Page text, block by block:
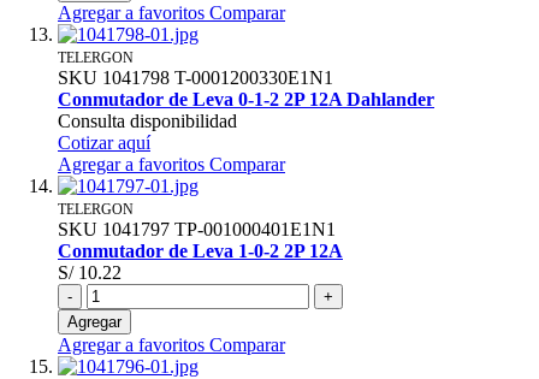
Agregar a favoritos Comparar
TELERGON
SKU 1041798 T-0001200330E1N1
Conmutador de Leva 0-1-2 2P 12A Dahlander
Consulta disponibilidad
Cotizar aquí
Agregar a favoritos Comparar
TELERGON
SKU 1041797 TP-001000401E1N1
Conmutador de Leva 1-0-2 2P 12A
S/ 10.22
-
+
Agregar
Agregar a favoritos Comparar